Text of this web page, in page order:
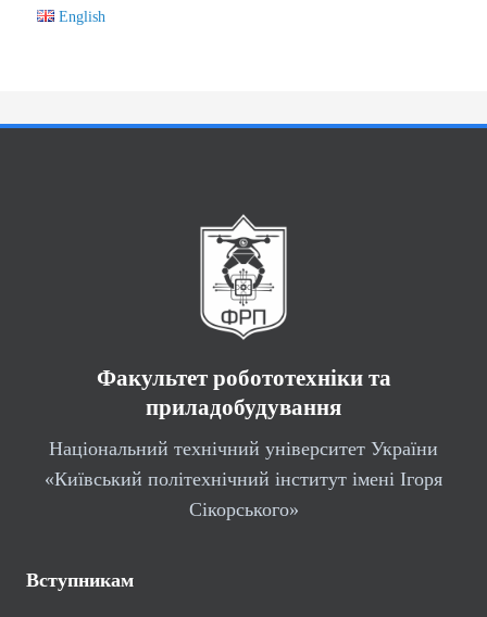
English
Факультет робототехніки та
приладобудування
Національний технічний університет України
«Київський політехнічний інститут імені Ігоря
Сікорського»
Вступникам